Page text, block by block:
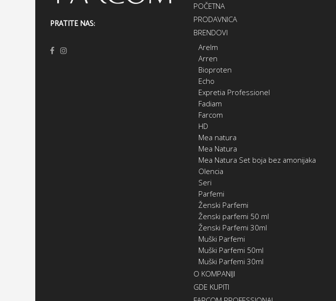
PRATITE NAS:
POČETNA
PRODAVNICA
BRENDOVI
Arelm
Arren
Bioproten
Echo
Expretia Professionel
Fadiam
Farcom
HD
Mea natura
Mea Natura
Mea Natura Set boja bez amonijaka
Olencia
Seri
Parfemi
Ženski Parfemi
Ženski parfemi 50 ml
Ženski Parfemi 30ml
Muški Parfemi
Muški Parfemi 50ml
Muški Parfemi 30ml
O KOMPANIJI
GDE KUPITI